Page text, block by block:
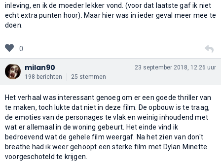
inleving, en ik de moeder lekker vond. (voor dat laatste gaf ik niet
echt extra punten hoor). Maar hier was in ieder geval meer mee te
doen.
0
milan90
198 berichten 25 stemmen
23 september 2018, 12:26 uur
Het verhaal was interessant genoeg om er een goede thriller van
te maken, toch lukte dat niet in deze film. De opbouw is te traag,
de emoties van de personages te vlak en weinig inhoudend met
wat er allemaal in de woning gebeurt. Het einde vind ik
bedroevend wat de gehele film weergaf. Na het zien van don't
breathe had ik weer gehoopt een sterke film met Dylan Minette
voorgeschoteld te krijgen.